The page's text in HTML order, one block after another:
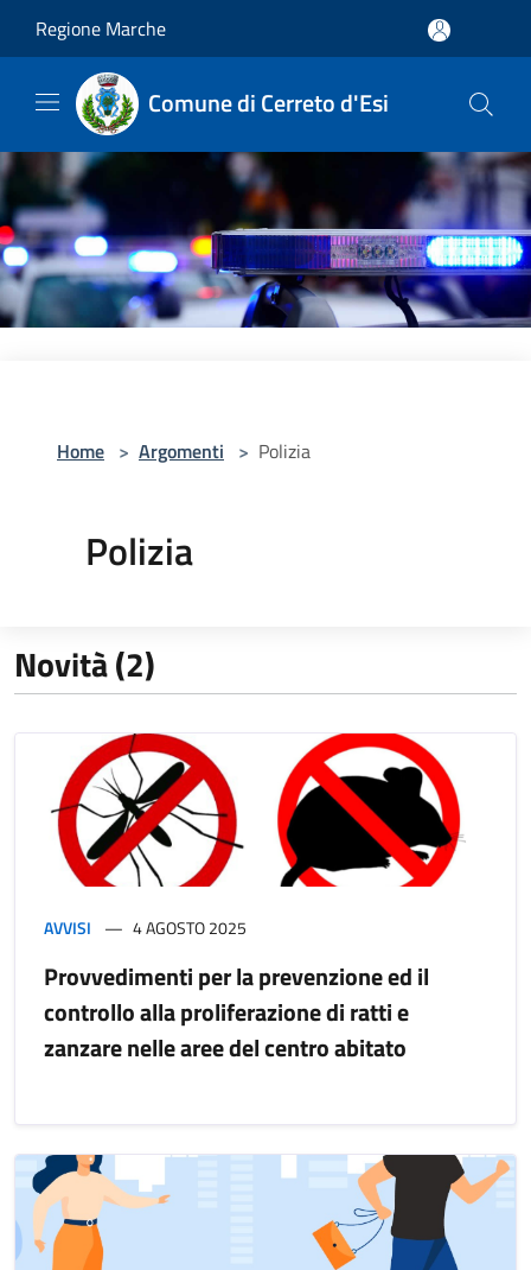
Regione Marche
Comune di Cerreto d'Esi
Home > Argomenti > Polizia
Polizia
Novità (2)
AVVISI 4 AGOSTO 2025
Provvedimenti per la prevenzione ed il
controllo alla proliferazione di ratti e
zanzare nelle aree del centro abitato